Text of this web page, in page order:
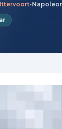
Ittervoort•